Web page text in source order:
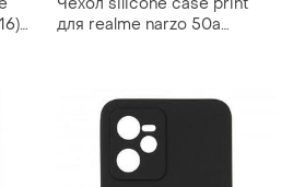
для realme narzo 50a